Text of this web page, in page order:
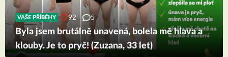
VAŠE PŘÍBĚHY 92 5
Byla jsem brutálně unavená, bolela mě hlava a
klouby. Je to pryč! (Zuzana, 33 let)